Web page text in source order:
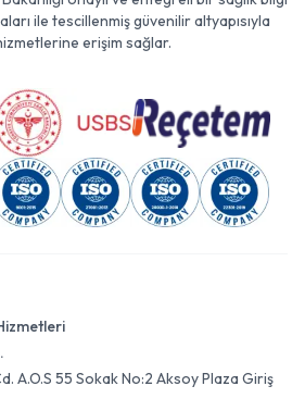
ile tescillenmiş güvenilir altyapısıyla
erişim sağlar.
A.O.S 55 Sokak No:2 Aksoy Plaza Giriş